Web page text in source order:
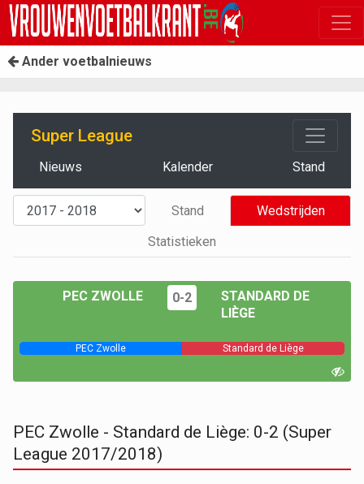
Ander voetbalnieuws
Super League
Nieuws Kalender Stand
Stand
Wedstrijden
Statistieken
PEC ZWOLLE 0-2
STANDARD DE
LIÈGE
PEC Zwolle Standard de Liège
PEC Zwolle - Standard de Liège: 0-2 (Super
League 2017/2018)